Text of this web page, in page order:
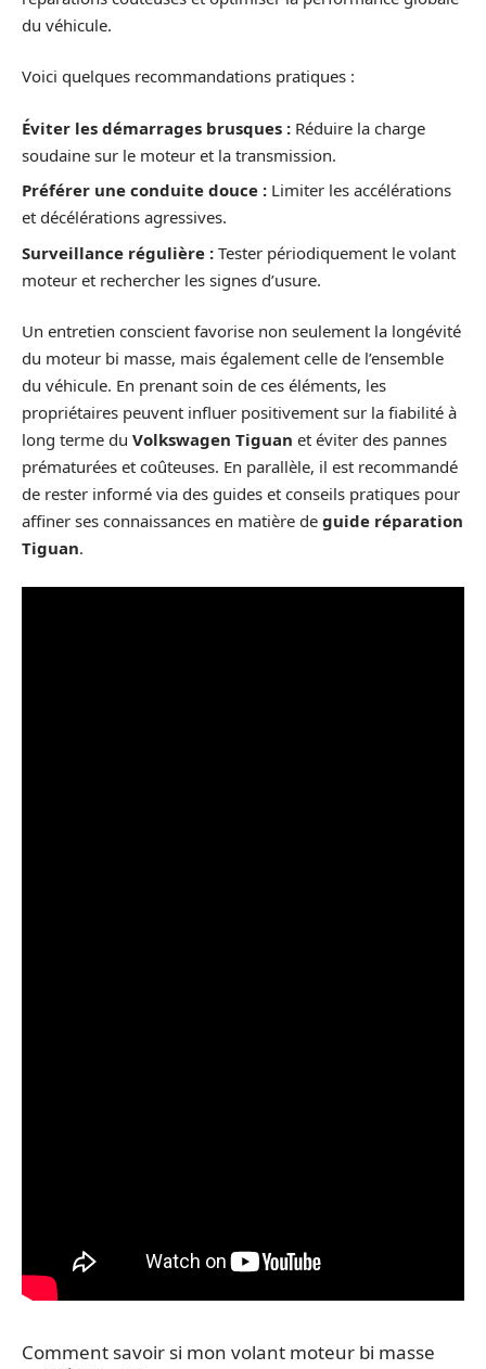
du véhicule.
Voici quelques recommandations pratiques :
Éviter les démarrages brusques : Réduire la charge
soudaine sur le moteur et la transmission.
Préférer une conduite douce : Limiter les accélérations
et décélérations agressives.
Surveillance régulière : Tester périodiquement le volant
moteur et rechercher les signes d’usure.
Un entretien conscient favorise non seulement la longévité
du moteur bi masse, mais également celle de l’ensemble
du véhicule. En prenant soin de ces éléments, les
propriétaires peuvent influer positivement sur la fiabilité à
long terme du Volkswagen Tiguan et éviter des pannes
prématurées et coûteuses. En parallèle, il est recommandé
de rester informé via des guides et conseils pratiques pour
affiner ses connaissances en matière de guide réparation
Tiguan.
Comment savoir si mon volant moteur bi masse